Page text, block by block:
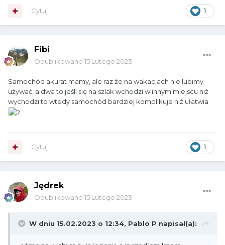
1
Cytuj
Fibi
Opublikowano 15 Lutego 2023
Samochód akurat mamy, ale raz że na wakacjach nie lubimy
używać, a dwa to jeśli się na szlak wchodzi w innym miejscu niż
wychodzi to wtedy samochód bardziej komplikuje niż ułatwia
1
Cytuj
Jędrek
Opublikowano 15 Lutego 2023
W dniu 15.02.2023 o 12:34, Pablo P napisał(a):